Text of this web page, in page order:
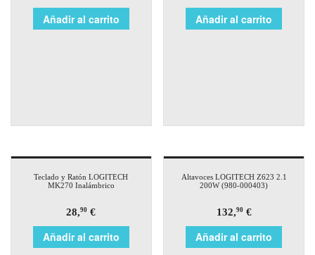
Añadir al carrito Añadir al carrito
Teclado y Ratón LOGITECH
MK270 Inalámbrico
28,90 €
Añadir al carrito
Altavoces LOGITECH Z623 2.1
200W (980-000403)
132,90€
Añadir al carrito